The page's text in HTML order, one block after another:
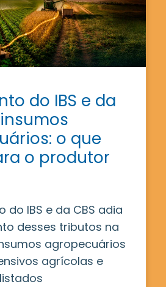
do IBS e da
o que
o produtor
do IBS e da CBS adia
desses tributos na
agropecuários
agrícolas e